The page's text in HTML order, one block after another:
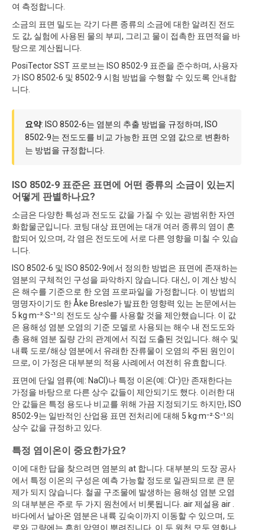
여 측정합니다.
소금의 표면 밀도는 각기 다른 종류의 소금에 대한 알려진 전도
도 값, 실험에 사용된 물의 부피, 그리고 물이 접촉한 표면적을 바
탕으로 계산됩니다.
PosiTector SST 프로브는 ISO 8502-9 표준을 준수하며, 사용자
가 ISO 8502-6 및 8502-9 시험 방법을 수행할 수 있도록 안내합
니다.
요약: ISO 8502-6는 염분의 추출 방법을 규정하며, ISO
8502-9는 전도도를 비교 가능한 표면 오염 값으로 변환하
는 방법을 규정합니다.
ISO 8502-9 표준은 표면에 어떤 종류의 소금이 있는지
어떻게 판별하나요?
소금은 다양한 특성과 전도도 값을 가질 수 있는 광범위한 자연
화합물군입니다. 코팅 대상 표면에는 대개 여러 종류의 염이 혼
합되어 있으며, 각 염은 전도도에 서로 다른 영향을 미칠 수 있습
니다.
ISO 8502-6 및 ISO 8502-9에서 정의한 방법은 표면에 존재하는
염분의 구체적인 구성을 파악하지 않습니다. 대신, 이 계산 방식
은 해수를 기준으로 한 오염 프로파일을 가정합니다. 이 방법의
명명자이기도 한 Åke Bresle가 발표한 영향력 있는 논문에서는
5 kg·m⁻²·S⁻¹의 전도도 상수를 사용할 것을 제안했습니다. 이 값
은 용해성 염분 오염의 기준 모델로 사용되는 해수 내 전도도와
총 용해 염분 질량 간의 관계에서 직접 도출된 것입니다. 해수 및
내륙 도로/해상 염분에서 유래한 잔류물이 오염의 주된 원인이
므로, 이 가정은 대부분의 적용 사례에서 여전히 유효합니다.
표면에 단일 염류(예: NaCl)나 특정 이온(예: Cl⁻)만 존재한다는
가정을 바탕으로 다른 상수 값들이 제안되기도 했다. 이러한 대
안 값들은 특정 용도나 비교를 위해 가끔 지정되기도 하지만, ISO
8502-9는 일반적인 산업용 표면 전처리에 대해 5 kg·m⁻²·S⁻¹의
상수 값을 규정하고 있다.
특정 염이온이 중요한가요?
이에 대한 답을 찾으려면 염분의 at 합니다. 대부분의 도장 공사
에서 특정 이온의 구성은 예측 가능할 정도로 일관되므로 큰 문
제가 되지 않습니다. 철골 구조물에 발생하는 용해성 염분 오염
의 대부분은 주로 두 가지 원천에서 비롯됩니다. air 제설용 air .
바다에서 날아온 염분은 내륙 깊숙이까지 이동할 수 있으며, 도
로와 교량에는 흔히 암염이 뿌려집니다. 이 두 원천 모두 염화나